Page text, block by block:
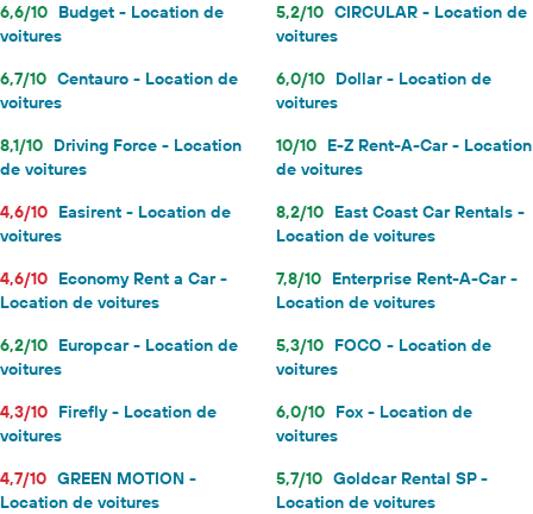
6,6/10 Budget - Location de
voitures
5,2/10 CIRCULAR - Location de
voitures
6,7/10 Centauro - Location de
voitures
6,0/10 Dollar - Location de
voitures
8,1/10 Driving Force - Location
de voitures
10/10 E-Z Rent-A-Car - Location
de voitures
4,6/10 Easirent - Location de
voitures
8,2/10 East Coast Car Rentals -
Location de voitures
4,6/10 Economy Rent a Car -
Location de voitures
7,8/10 Enterprise Rent-A-Car -
Location de voitures
6,2/10 Europcar - Location de
voitures
5,3/10 FOCO - Location de
voitures
4,3/10 Firefly - Location de
voitures
6,0/10 Fox - Location de
voitures
4,7/10 GREEN MOTION -
Location de voitures
5,7/10 Goldcar Rental SP -
Location de voitures